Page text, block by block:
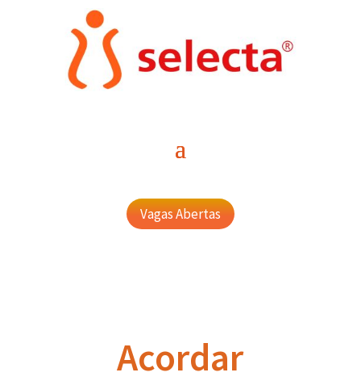
Vagas Abertas
Acordar